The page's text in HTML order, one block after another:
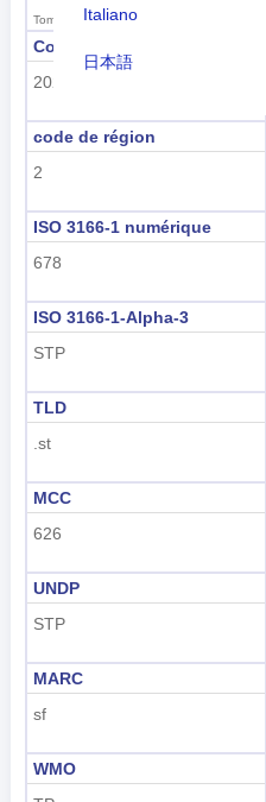
Italiano
日本語
tiếng Việt
हिंदी
Tomé et Principe
Code de sous-région
202
code de région
2
ISO 3166-1 numérique
678
ISO 3166-1-Alpha-3
STP
TLD
.st
MCC
626
UNDP
STP
MARC
sf
WMO